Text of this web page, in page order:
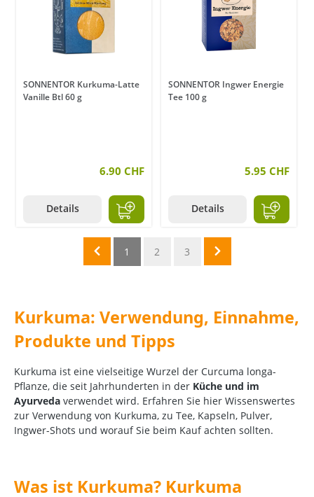
SONNENTOR Kurkuma-Latte
Vanille Btl 60 g
6.90 CHF
Details
SONNENTOR Ingwer Energie
Tee 100 g
5.95 CHF
Details
1 2 3
Kurkuma: Verwendung, Einnahme,
Produkte und Tipps
Kurkuma ist eine vielseitige Wurzel der Curcuma longa-
Pflanze, die seit Jahrhunderten in der Küche und im
Ayurveda verwendet wird. Erfahren Sie hier Wissenswertes
zur Verwendung von Kurkuma, zu Tee, Kapseln, Pulver,
Ingwer-Shots und worauf Sie beim Kauf achten sollten.
Was ist Kurkuma? Kurkuma